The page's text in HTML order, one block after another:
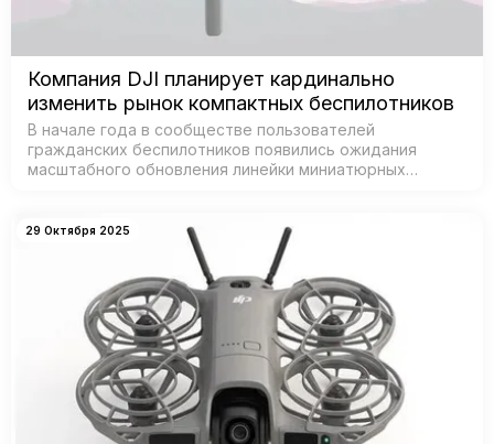
Компания DJI планирует кардинально
изменить рынок компактных беспилотников
В начале года в сообществе пользователей
гражданских беспилотников появились ожидания
масштабного обновления линейки миниатюрных
29 Октября 2025